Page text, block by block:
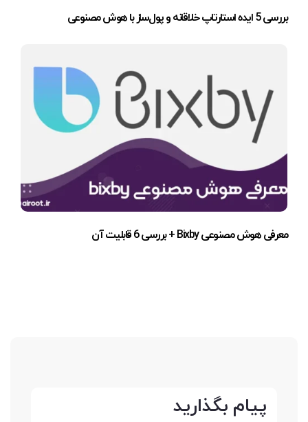
بررسی 5 ایده استارتاپ خلاقانه و پول‌ساز با هوش مصنوعی
معرفی هوش مصنوعی Bixby + بررسی 6 قابلیت آن
پیام بگذارید